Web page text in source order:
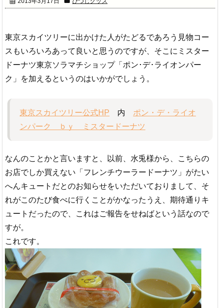
東京スカイツリーに出かけた人がたどるであろう見物コー
スもいろいろあって良いと思うのですが、そこにミスター
ドーナツ東京ソラマチショップ「ポン･デ･ライオンパー
ク」を加えるというのはいかがでしょう。
東京スカイツリー公式HP 内 ポン・デ・ライオ
ンパーク ｂｙ ミスタードーナツ
なんのことかと言いますと、以前、水兎様から、こちらの
お店でしか買えない「フレンチウーラードーナツ」がたい
へんキュートだとのお知らせをいただいておりまして、そ
れがこのたび食べに行くことがかなったうえ、期待通りキ
ュートだったので、これはご報告をせねばという話なので
すが。
これです。